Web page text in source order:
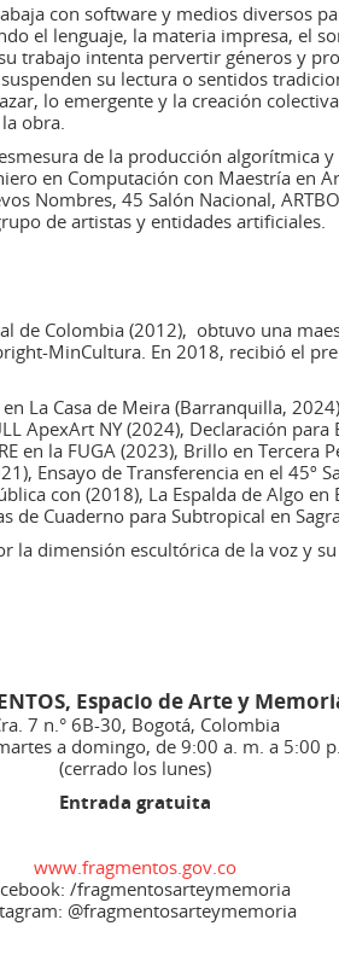
con software y medios diversos
el lenguaje, la materia impresa, el
trabajo intenta pervertir géneros y
su lectura o sentidos
lo emergente y la creación
obra.
de la producción algorítmica
en Computación con Maestría en
Nombres, 45 Salón Nacional,
de artistas y entidades artificiales.
de Colombia (2012), obtuvo una
MinCultura. En 2018, recibió el
La Casa de Meira (Barranquilla,
ApexArt NY (2024), Declaración
en la FUGA (2023), Brillo en Tercera
Ensayo de Transferencia en el 45º
con (2018), La Espalda de Algo en
de Cuaderno para Subtropical en
la dimensión escultórica de la voz y
Espacio de Arte y
7 n.° 6B-30, Bogotá, Colombia
a domingo, de 9:00 a. m. a 5:00
(cerrado los lunes)
Entrada gratuita
www.fragmentos.gov.co
/fragmentosarteymemoria
@fragmentosarteymemoria